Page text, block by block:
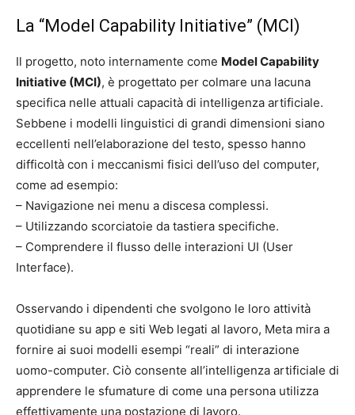
La “Model Capability Initiative” (MCI)
Il progetto, noto internamente come Model Capability
Initiative (MCI), è progettato per colmare una lacuna
specifica nelle attuali capacità di intelligenza artificiale.
Sebbene i modelli linguistici di grandi dimensioni siano
eccellenti nell’elaborazione del testo, spesso hanno
difficoltà con i meccanismi fisici dell’uso del computer,
come ad esempio:
– Navigazione nei menu a discesa complessi.
– Utilizzando scorciatoie da tastiera specifiche.
– Comprendere il flusso delle interazioni UI (User
Interface).
Osservando i dipendenti che svolgono le loro attività
quotidiane su app e siti Web legati al lavoro, Meta mira a
fornire ai suoi modelli esempi “reali” di interazione
uomo-computer. Ciò consente all’intelligenza artificiale di
apprendere le sfumature di come una persona utilizza
effettivamente una postazione di lavoro.